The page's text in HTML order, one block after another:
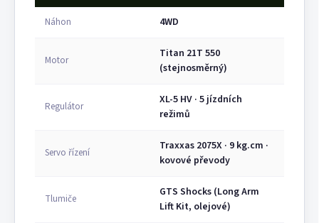
Náhon 4WD
Motor
Titan 21T 550
(stejnosměrný)
Regulátor
XL-5 HV · 5 jízdních
režimů
Servo řízení
Traxxas 2075X · 9 kg.cm ·
kovové převody
Tlumiče
GTS Shocks (Long Arm
Lift Kit, olejové)